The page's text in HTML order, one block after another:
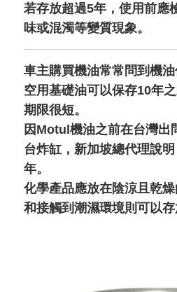
若存放超過5年，使用前應
味或混濁等變質現象。
車主購買機油常常問到機
空用基礎油可以保存10年
期限很短。
因Motul機油之前在台灣出
台炸缸，新加坡總代理說
年。
化學產品應放在陰涼且乾
和接觸到潮濕環境則可以存